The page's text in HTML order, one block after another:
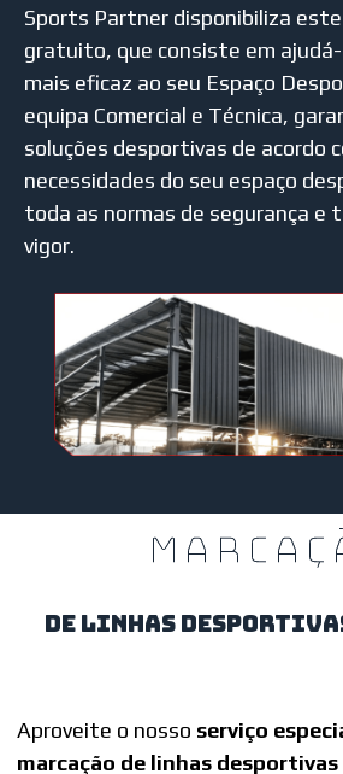
Sports Partner disponibiliza
gratuito, que consiste em
mais eficaz ao seu Espaço
equipa Comercial e Técnica,
soluções desportivas de acordo
necessidades do seu espaço
toda as normas de segurança e
vigor.
DE LINHAS
Aproveite o nosso serviço
marcação de linhas desportivas